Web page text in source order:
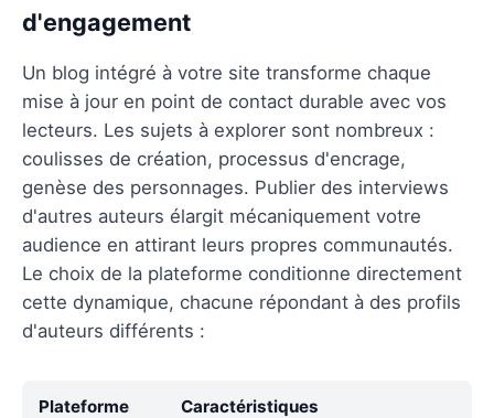
d'engagement
Un blog intégré à votre site transforme chaque
mise à jour en point de contact durable avec vos
lecteurs. Les sujets à explorer sont nombreux :
coulisses de création, processus d'encrage,
genèse des personnages. Publier des interviews
d'autres auteurs élargit mécaniquement votre
audience en attirant leurs propres communautés.
Le choix de la plateforme conditionne directement
cette dynamique, chacune répondant à des profils
d'auteurs différents :
Plateforme Caractéristiques